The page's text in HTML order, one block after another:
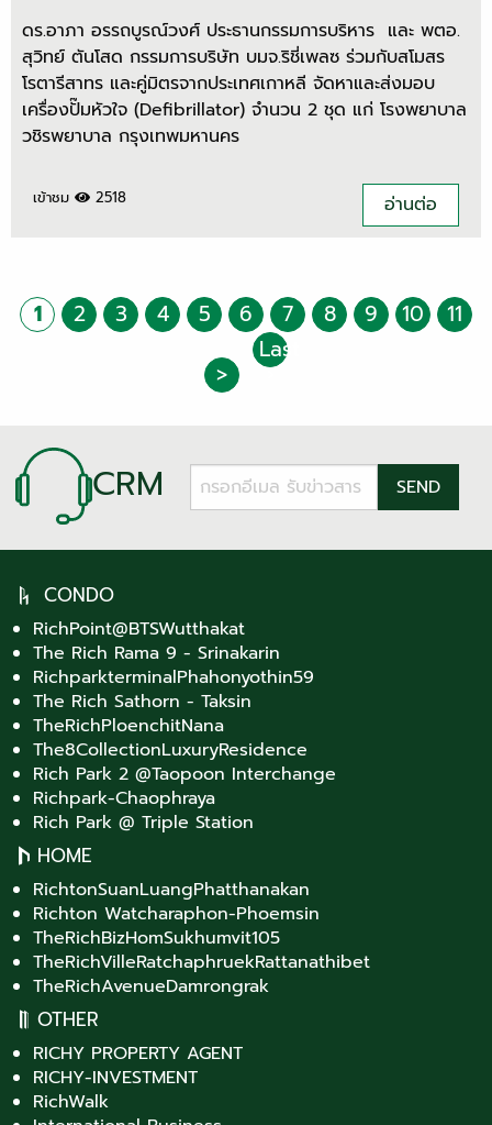
ดร.อาภา อรรถบูรณ์วงศ์ ประธานกรรมการบริหาร และ พตอ.
สุวิทย์ ตันโสด กรรมการบริษัท บมจ.ริชี่เพลซ ร่วมกับสโมสร
โรตารีสาทร และคู่มิตรจากประเทศเกาหลี จัดหาและส่งมอบ
เครื่องปั๊มหัวใจ (Defibrillator) จํานวน 2 ชุด แก่ โรงพยาบาล
วชิรพยาบาล กรุงเทพมหานคร
เข้าชม 2518 อ่านต่อ
1 2 3 4 5 6 7 8 9 10
11
>
Last
›
CRM
CONDO
RichPoint@BTSWutthakat
The Rich Rama 9 - Srinakarin
RichparkterminalPhahonyothin59
The Rich Sathorn - Taksin
TheRichPloenchitNana
The8CollectionLuxuryResidence
Rich Park 2 @Taopoon Interchange
Richpark-Chaophraya
Rich Park @ Triple Station
HOME
RichtonSuanLuangPhatthanakan
Richton Watcharaphon-Phoemsin
TheRichBizHomSukhumvit105
TheRichVilleRatchaphruekRattanathibet
TheRichAvenueDamrongrak
OTHER
RICHY PROPERTY AGENT
RICHY-INVESTMENT
RichWalk